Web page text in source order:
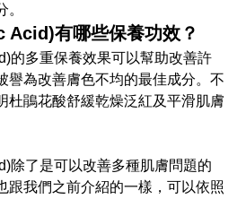
Acid)有哪些保養功效？
的多重保養效果可以幫助改善許
譽為改善膚色不均的最佳成分。不
杜鵑花酸舒緩乾燥泛紅及平滑肌膚
除了是可以改善多種肌膚問題的
跟我們之前介紹的一樣，可以依照